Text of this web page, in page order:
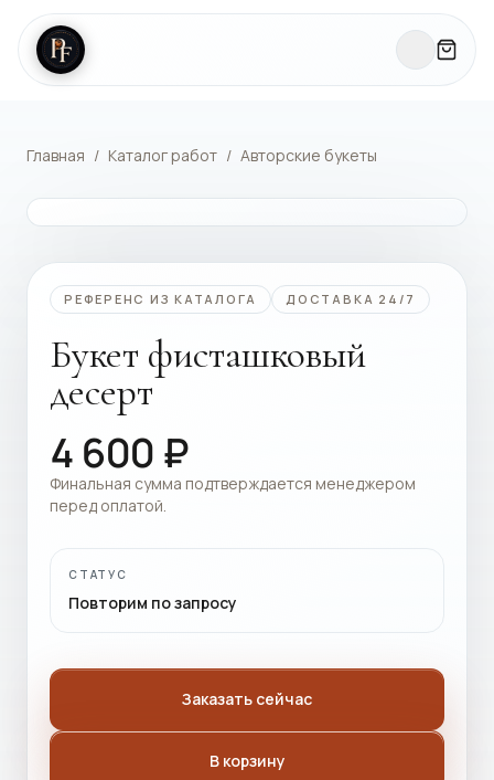
Главная / Каталог работ / Авторские букеты
РЕФЕРЕНС ИЗ КАТАЛОГА ДОСТАВКА 24/7
Букет фисташковый
десерт
4 600 ₽
Финальная сумма подтверждается менеджером
перед оплатой.
СТАТУС
Повторим по запросу
Заказать сейчас
В корзину